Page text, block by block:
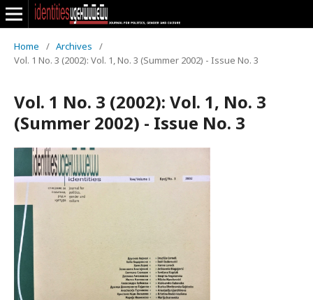
Home / Archives
/
Vol. 1 No. 3 (2002): Vol. 1, No. 3 (Summer 2002) - Issue No. 3
Vol. 1 No. 3 (2002): Vol. 1, No. 3
(Summer 2002) - Issue No. 3